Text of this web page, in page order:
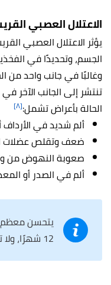
الاعتلال العصبي
يؤثر الاعتلال العصبي
الجسم، وتحديدًا في
وغالبًا في جانب واحد من
تنتشر إلى الجانب الآخر
الحالة بأعراض تشمل:[٨]
ألم شديد في الأرداف
ضعف وتقلص عضلات
صعوبة النهوض من
ألم في الصدر أو
12 شهرًا، ولا تترك أي ضرر دائم.